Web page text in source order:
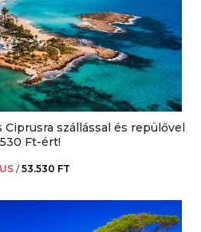
Ciprusra szállással és repülővel
Ft-ért!
/53.530 FT